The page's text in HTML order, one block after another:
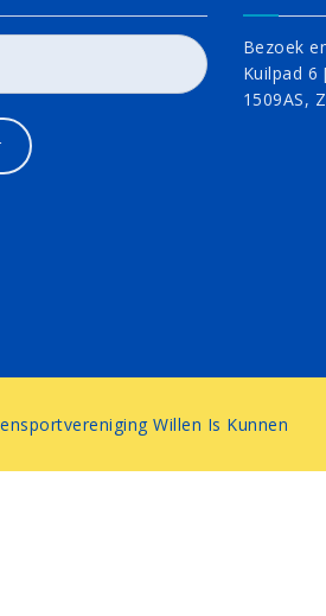
Bezoek
Kuilpad 6
1509AS,
Willen Is Kunnen